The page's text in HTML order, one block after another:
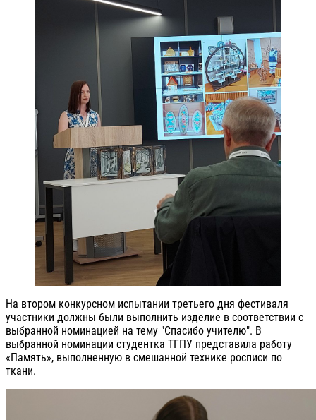
На втором конкурсном испытании третьего дня фестиваля
участники должны были выполнить изделие в соответствии с
выбранной номинацией на тему "Спасибо учителю". В
выбранной номинации студентка ТГПУ представила работу
«Память», выполненную в смешанной технике росписи по
ткани.